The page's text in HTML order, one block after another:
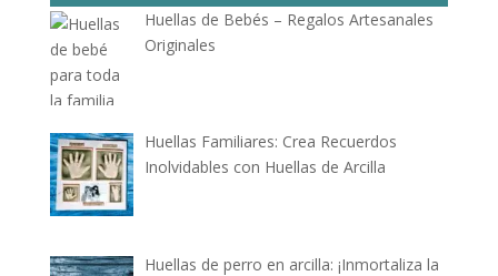
Huellas de Bebés – Regalos Artesanales
Originales
Huellas Familiares: Crea Recuerdos
Inolvidables con Huellas de Arcilla
Huellas de perro en arcilla: ¡Inmortaliza la